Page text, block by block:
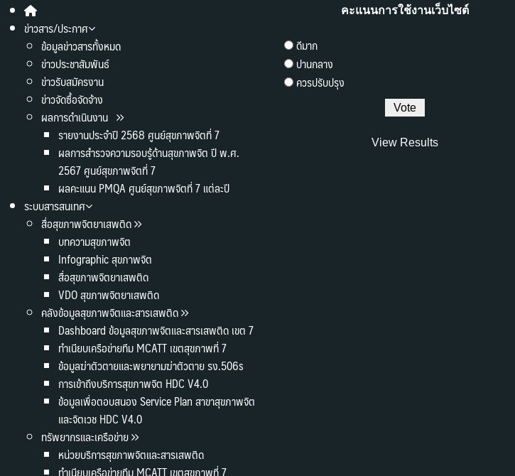
ข่าวสาร/ประกาศ
ข้อมูลข่าวสารทั้งหมด
ข่าวประชาสัมพันธ์
ข่าวรับสมัครงาน
ข่าวจัดซื้อจัดจ้าง
ผลการดำเนินงาน
รายงานประจำปี 2568 ศูนย์สุขภาพจิตที่ 7
ผลการสำรวจความรอบรู้ด้านสุขภาพจิต ปี พ.ศ.
2567 ศูนย์สุขภาพจิตที่ 7
ผลคะแนน PMQA ศูนย์สุขภาพจิตที่ 7 แต่ละปี
ระบบสารสนเทศ
สื่อสุขภาพจิตยาเสพติด
บทความสุขภาพจิต
Infographic สุขภาพจิต
สื่อสุขภาพจิตยาเสพติด
VDO สุขภาพจิตยาเสพติด
คลังข้อมูลสุขภาพจิตและสารเสพติด
Dashboard ข้อมูลสุขภาพจิตและสารเสพติด เขต 7
ทำเนียบเครือข่ายทีม MCATT เขตสุขภาพที่ 7
ข้อมูลฆ่าตัวตายและพยายามฆ่าตัวตาย รง.506s
การเข้าถึงบริการสุขภาพจิต HDC V4.0
ข้อมูลเพื่อตอบสนอง Service Plan สาขาสุขภาพจิต
และจิตเวช HDC V4.0
ทรัพยากรและเครือข่าย
หน่วยบริการสุขภาพจิตและสารเสพติด
ทำเนียบเครือข่ายทีม MCATT เขตสุขภาพที่ 7
คะแนนการใช้งานเว็บไซต์
ดีมาก
ปานกลาง
ควรปรับปรุง
View Results